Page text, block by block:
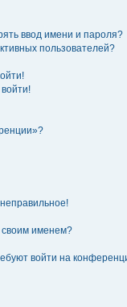
ввод имени и пароля?
пользователей?
своим именем?
войти на